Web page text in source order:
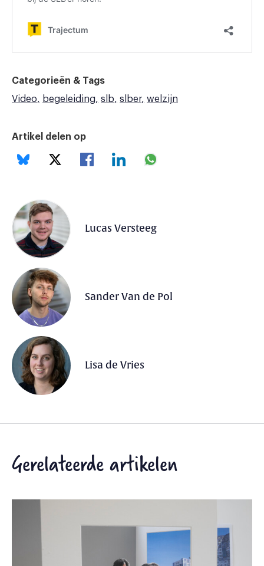
Categorieën & Tags
Video
begeleiding slb slber welzijn
Artikel delen op
Lucas Versteeg
Sander Van de Pol
Lisa de Vries
Gerelateerde artikelen